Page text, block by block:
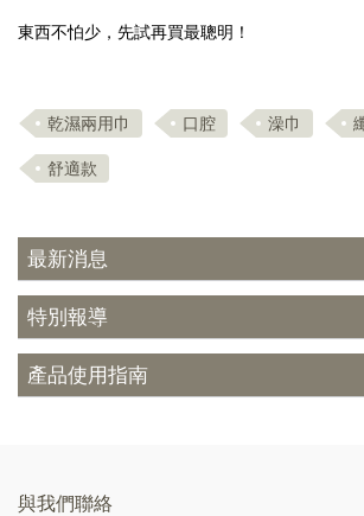
東西不怕少，先試再買最聰明！
乾濕兩用巾 口腔 澡巾
舒適款
最新消息
特別報導
產品使用指南
與我們聯絡